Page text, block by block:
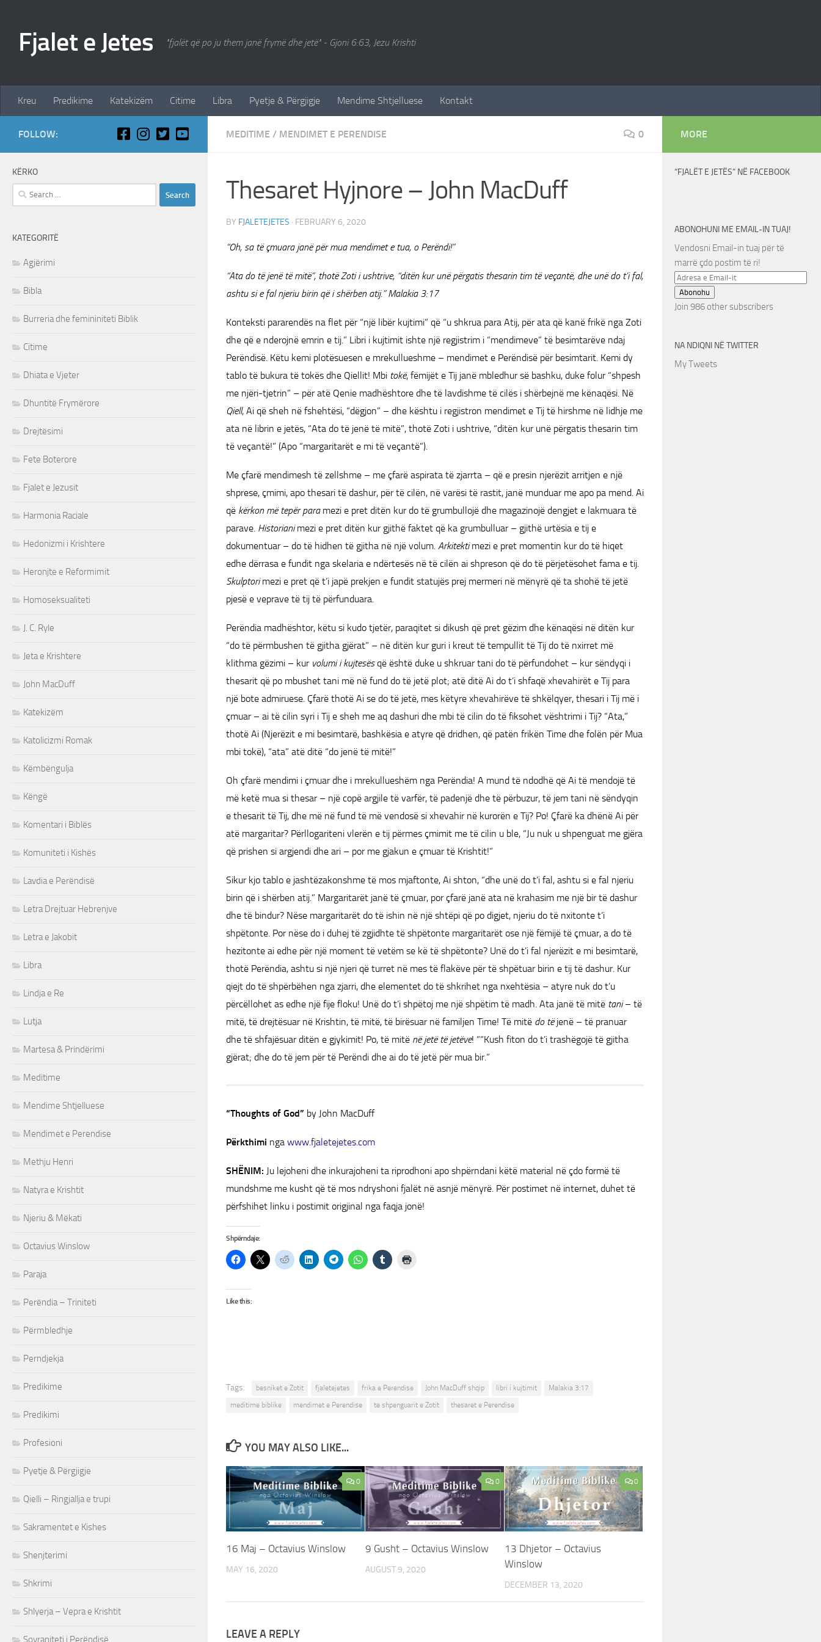
Fjalet e Jetes "fjalët që po ju them janë frymë dhe jetë" - Gjoni 6:63, Jezu Krishti
Kreu Predikime Katekizëm Citime Libra Pyetje & Përgjigje Mendime Shtjelluese Kontakt
MEDITIME / MENDIMET E PERENDISE 0
Thesaret Hyjnore – John MacDuff
BY FJALETEJETES · FEBRUARY 6, 2020
“Oh, sa të çmuara janë për mua mendimet e tua, o Perëndi!”
“Ata do të jenë të mitë”, thotë Zoti i ushtrive, “ditën kur unë përgatis thesarin tim të veçantë, dhe unë do t’i fal,
ashtu si e fal njeriu birin që i shërben atij.” Malakia 3:17
Konteksti pararendës na flet për “një libër kujtimi” që “u shkrua para Atij, për ata që kanë frikë nga Zoti
dhe që e nderojnë emrin e tij.” Libri i kujtimit ishte një regjistrim i “mendimeve” të besimtarëve ndaj
Perëndisë. Këtu kemi plotësuesen e mrekullueshme – mendimet e Perëndisë për besimtarit. Kemi dy
tablo të bukura të tokës dhe Qiellit! Mbi tokë, fëmijët e Tij janë mbledhur së bashku, duke folur “shpesh
me njëri-tjetrin” – për atë Qenie madhështore dhe të lavdishme të cilës i shërbejnë me kënaqësi. Në
Qiell, Ai që sheh në fshehtësi, “dëgjon” – dhe kështu i regjistron mendimet e Tij të hirshme në lidhje me
ata në librin e jetës, “Ata do të jenë të mitë”, thotë Zoti i ushtrive, “ditën kur unë përgatis thesarin tim
të veçantë!” (Apo “margaritarët e mi të veçantë”).
Me çfarë mendimesh të zellshme – me çfarë aspirata të zjarrta – që e presin njerëzit arritjen e një
shprese, çmimi, apo thesari të dashur, për të cilën, në varësi të rastit, janë munduar me apo pa mend. Ai
që kërkon më tepër paramezi e pret ditën kur do të grumbullojë dhe magazinojë dengjet e lakmuara të
parave. Historianimezi e pret ditën kur gjithë faktet që ka grumbulluar – gjithë urtësia e tij e
dokumentuar – do të hidhen të gjitha në një volum. Arkitektimezi e pret momentin kur do të hiqet
edhe dërrasa e fundit nga skelaria e ndërtesës në të cilën ai shpreson që do të përjetësohet fama e tij.
Skulptorimezi e pret që t’i japë prekjen e fundit statujës prej mermeri në mënyrë që ta shohë të jetë
pjesë e veprave të tij të përfunduara.
Perëndia madhështor, këtu si kudo tjetër, paraqitet si dikush që pret gëzim dhe kënaqësi në ditën kur
“do të përmbushen të gjitha gjërat” – në ditën kur guri i kreut të tempullit të Tij do të nxirret më
klithma gëzimi – kur volumi i kujtesësqë është duke u shkruar tani do të përfundohet – kur sëndyqi i
thesarit që po mbushet tani më në fund do të jetë plot; atë ditë Ai do t’i shfaqë xhevahirët e Tij para
një bote admiruese. Çfarë thotë Ai se do të jetë, mes këtyre xhevahirëve të shkëlqyer, thesari i Tij më i
çmuar – ai të cilin syri i Tij e sheh me aq dashuri dhe mbi të cilin do të fiksohet vështrimi i Tij? “Ata,”
thotë Ai (Njerëzit e mi besimtarë, bashkësia e atyre që dridhen, që patën frikën Time dhe folën për Mua
mbi tokë), “ata” atë ditë “do jenë të mitë!”
Oh çfarë mendimi i çmuar dhe i mrekullueshëm nga Perëndia! A mund të ndodhë që Ai të mendojë të
më ketë mua si thesar – një copë argjile të varfër, të padenjë dhe të përbuzur, të jem tani në sëndyqin
e thesarit të Tij, dhe më në fund të më vendosë si xhevahir në kurorën e Tij? Po! Çfarë ka dhënë Ai për
atë margaritar? Përllogariteni vlerën e tij përmes çmimit me të cilin u ble, “Ju nuk u shpenguat me gjëra
që prishen si argjendi dhe ari – por me gjakun e çmuar të Krishtit!”
Sikur kjo tablo e jashtëzakonshme të mos mjaftonte, Ai shton, “dhe unë do t’i fal, ashtu si e fal njeriu
birin që i shërben atij.” Margaritarët janë të çmuar, por çfarë janë ata në krahasim me një bir të dashur
dhe të bindur? Nëse margaritarët do të ishin në një shtëpi që po digjet, njeriu do të nxitonte t’i
shpëtonte. Por nëse do i duhej të zgjidhte të shpëtonte margaritarët ose një fëmijë të çmuar, a do të
hezitonte ai edhe për një moment të vetëm se kë të shpëtonte? Unë do t’i fal njerëzit e mi besimtarë,
thotë Perëndia, ashtu si një njeri që turret në mes të flakëve për të shpëtuar birin e tij të dashur. Kur
qiejt do të shpërbëhen nga zjarri, dhe elementet do të shkrihet nga nxehtësia – atyre nuk do t’u
përcëllohet as edhe një fije floku! Unë do t’i shpëtoj me një shpëtim të madh. Ata janë të mitë tani– të
mitë, të drejtësuar në Krishtin, të mitë, të birësuar në familjen Time! Të mitë do tëjenë – të pranuar
dhe të shfajësuar ditën e gjykimit! Po, të mitë në jetë të jetëve! ““Kush fiton do t’i trashëgojë të gjitha
gjërat; dhe do të jem për të Perëndi dhe ai do të jetë për mua bir.”
“Thoughts of God” by John MacDuff
Përkthimi nga www.fjaletejetes.com
SHËNIM: Ju lejoheni dhe inkurajoheni ta riprodhoni apo shpërndani këtë material në çdo formë të
mundshme me kusht që të mos ndryshoni fjalët në asnjë mënyrë. Për postimet në internet, duhet të
përfshihet linku i postimit origjinal nga faqja jonë!
Shpërndaje:
Like this:
Tags: besniket e Zotit fjaletejetes frika e Perendise John MacDuff shqip libri i kujtimit
Malakia 3:17
meditime biblike
mendimet e Perendise te shpenguarit e Zotit thesaret e Perendise
YOU MAY ALSO LIKE...
0
16 Maj – Octavius Winslow
MAY 16, 2020
0
9 Gusht – Octavius Winslow
AUGUST 9, 2020
0
13 Dhjetor – Octavius
Winslow
DECEMBER 13, 2020
LEAVE A REPLY
FOLLOW:
KËRKO
Search
for:
KATEGORITË
Agjërimi
Bibla
Burreria dhe femininiteti Biblik
Citime
Dhiata e Vjeter
Dhuntitë Frymërore
Drejtësimi
Fete Boterore
Fjalet e Jezusit
Harmonia Raciale
Hedonizmi i Krishtere
Heronjte e Reformimit
Homoseksualiteti
J. C. Ryle
Jeta e Krishtere
John MacDuff
Katekizëm
Katolicizmi Romak
Këmbëngulja
Këngë
Komentari i Biblës
Komuniteti i Kishës
Lavdia e Perëndisë
Letra Drejtuar Hebrenjve
Letra e Jakobit
Libra
Lindja e Re
Lutja
Martesa & Prindërimi
Meditime
Mendime Shtjelluese
Mendimet e Perendise
Methju Henri
Natyra e Krishtit
Njeriu & Mëkati
Octavius Winslow
Paraja
Perëndia – Triniteti
Përmbledhje
Perndjekja
Predikime
Predikimi
Profesioni
Pyetje & Përgjigje
Qielli – Ringjallja e trupi
Sakramentet e Kishes
Shenjterimi
Shkrimi
Shlyerja – Vepra e Krishtit
Sovraniteti i Perëndisë
MORE
“FJALËT E JETËS” NË FACEBOOK
ABONOHUNI ME EMAIL-IN TUAJ!
Vendosni Email-in tuaj për të
marrë çdo postim të ri!
Adresa
e
Email-
Abonohu
Join 986 other subscribers
NA NDIQNI NË TWITTER
My Tweets